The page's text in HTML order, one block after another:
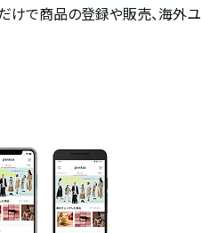
で商品の登録や販売、海外